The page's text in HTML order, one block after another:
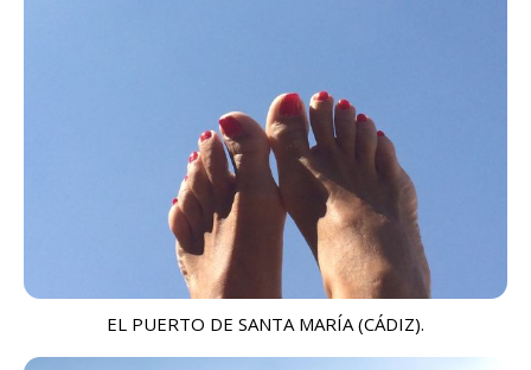
EL PUERTO DE SANTA MARÍA (CÁDIZ).